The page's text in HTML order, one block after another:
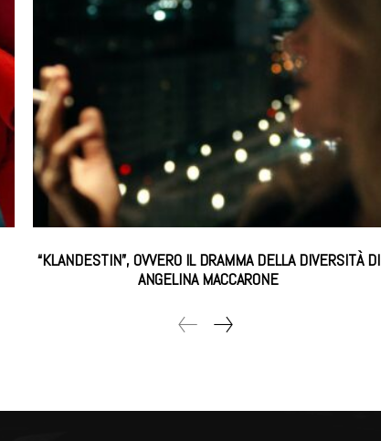
“KLANDESTIN”, OVVERO IL DRAMMA DELLA DIVERSITÀ DI
ANGELINA MACCARONE